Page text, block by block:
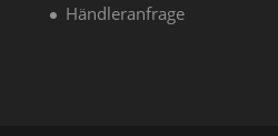
Händleranfrage